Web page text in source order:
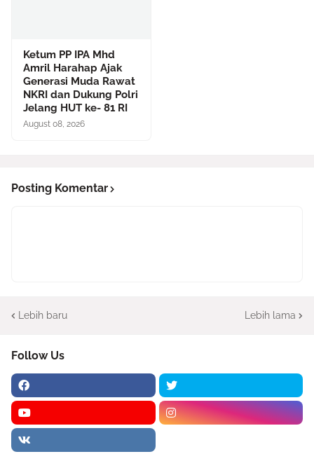
Ketum PP IPA Mhd
Amril Harahap Ajak
Generasi Muda Rawat
NKRI dan Dukung Polri
Jelang HUT ke- 81 RI
August 08, 2026
Posting Komentar
Lebih baru Lebih lama
Follow Us